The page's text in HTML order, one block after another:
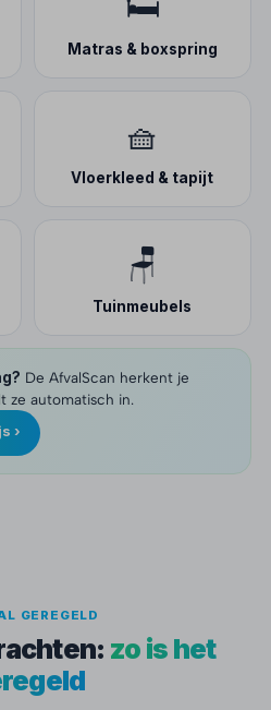
Matras & boxspring
🧺
Vloerkleed & tapijt
🪑
Tuinmeubels
De AfvalScan herkent je
ze automatisch in.
›
GEREGELD
zo is het